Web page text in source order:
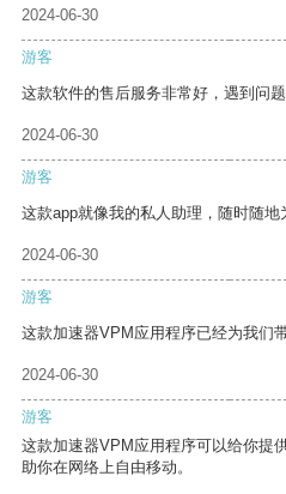
2024-06-30
游客
这款软件的售后服务非常好，遇到问题
2024-06-30
游客
这款app就像我的私人助理，随时随地
2024-06-30
游客
这款加速器VPM应用程序已经为我们
2024-06-30
游客
这款加速器VPM应用程序可以给你提
助你在网络上自由移动。